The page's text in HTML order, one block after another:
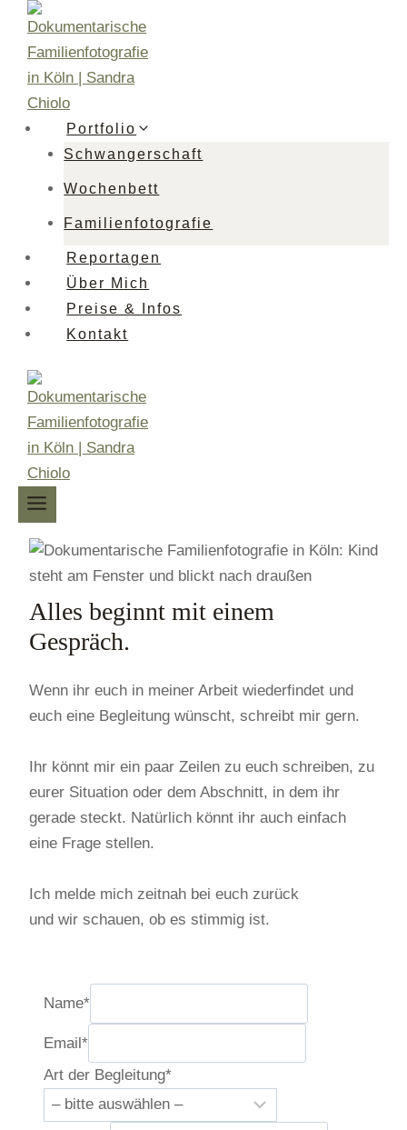
Zum
Inhalt
springen
Portfolio
Schwangerschaft
Wochenbett
Familienfotografie
Reportagen
Über Mich
Preise & Infos
Kontakt
Alles beginnt mit einem
Gespräch.
Wenn ihr euch in meiner Arbeit wiederfindet und
euch eine Begleitung wünscht, schreibt mir gern.
Ihr könnt mir ein paar Zeilen zu euch schreiben, zu
eurer Situation oder dem Abschnitt, in dem ihr
gerade steckt. Natürlich könnt ihr auch einfach
eine Frage stellen.
Ich melde mich zeitnah bei euch zurück
und wir schauen, ob es stimmig ist.
Name*
Email*
Art der Begleitung*